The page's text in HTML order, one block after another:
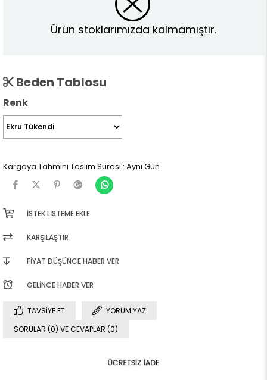
Ürün stoklarımızda kalmamıştır.
Beden Tablosu
Renk
Kargoya Tahmini Teslim Süresi : Aynı Gün
İSTEK LISTEME EKLE
KARŞILAŞTIR
FIYAT DÜŞÜNCE HABER VER
GELINCE HABER VER
TAVSIYE ET
YORUM YAZ
SORULAR (0) VE CEVAPLAR (0)